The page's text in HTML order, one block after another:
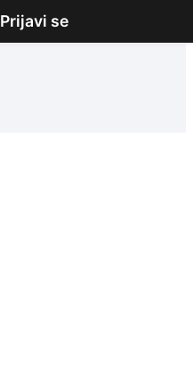
Prijavi se